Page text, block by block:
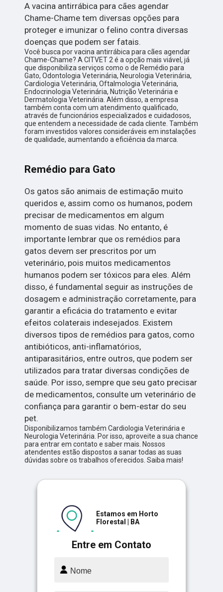
A vacina antirrábica para cães agendar
Chame-Chame tem diversas opções para
proteger e imunizar o felino contra diversas
doenças que podem ser fatais.
Você busca por vacina antirrábica para cães agendar
Chame-Chame? A CITVET 2 é a opção mais viável, já
que disponibiliza serviços como o de Remédio para
Gato, Odontologia Veterinária, Neurologia Veterinária,
Cardiologia Veterinária, Oftalmologia Veterinária,
Endocrinologia Veterinária, Nutrição Veterinária e
Dermatologia Veterinária. Além disso, a empresa
também conta com um atendimento qualificado,
através de funcionários especializados e cuidadosos,
que entendem a necessidade de cada cliente. Também
foram investidos valores consideráveis em instalações
de qualidade, aumentando a eficiência da marca.
Remédio para Gato
Os gatos são animais de estimação muito
queridos e, assim como os humanos, podem
precisar de medicamentos em algum
momento de suas vidas. No entanto, é
importante lembrar que os remédios para
gatos devem ser prescritos por um
veterinário, pois muitos medicamentos
humanos podem ser tóxicos para eles. Além
disso, é fundamental seguir as instruções de
dosagem e administração corretamente, para
garantir a eficácia do tratamento e evitar
efeitos colaterais indesejados. Existem
diversos tipos de remédios para gatos, como
antibióticos, anti-inflamatórios,
antiparasitários, entre outros, que podem ser
utilizados para tratar diversas condições de
saúde. Por isso, sempre que seu gato precisar
de medicamentos, consulte um veterinário de
confiança para garantir o bem-estar do seu
pet.
Disponibilizamos também Cardiologia Veterinária e
Neurologia Veterinária. Por isso, aproveite a sua chance
para entrar em contato e saber mais. Nossos
atendentes estão dispostos a sanar todas as suas
dúvidas sobre os trabalhos oferecidos. Saiba mais!
Entre em Contato
Estamos em Horto
Florestal | BA